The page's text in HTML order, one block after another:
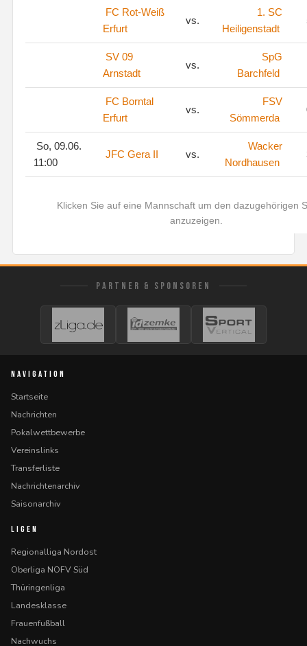
FC Rot-Weiß
Erfurt
vs.
1. SC
Heiligenstadt
SV 09
Arnstadt
vs.
SpG
Barchfeld
FC Borntal
Erfurt
vs.
FSV
Sömmerda
So, 09.06.
11:00
JFC Gera II vs.
Wacker
Nordhausen
Klicken Sie auf eine Mannschaft um den dazugehörigen
anzuzeigen.
PARTNER & SPONSOREN
NAVIGATION
Startseite
Nachrichten
Pokalwettbewerbe
Vereinslinks
Transferliste
Nachrichtenarchiv
Saisonarchiv
LIGEN
Regionalliga Nordost
Oberliga NOFV Süd
Thüringenliga
Landesklasse
Frauenfußball
Nachwuchs